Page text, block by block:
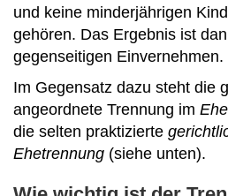
und keine minderjährigen
gehören. Das Ergebnis ist
gegenseitigen Einvernehmen.
Im Gegensatz dazu steht die
angeordnete Trennung im
die selten praktizierte
Ehetrennung (siehe unten).